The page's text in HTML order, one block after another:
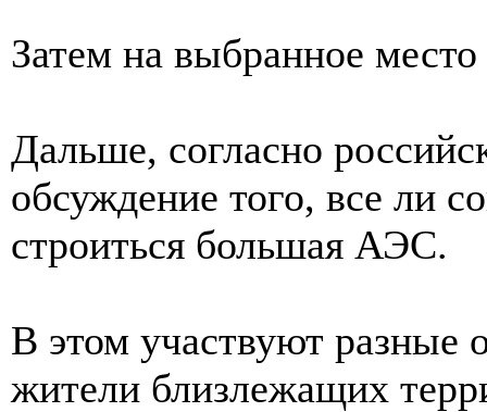
Затем на выбранное
Дальше, согласно
обсуждение того, все ли
строиться большая АЭС.
В этом участвуют разные
жители близлежащих